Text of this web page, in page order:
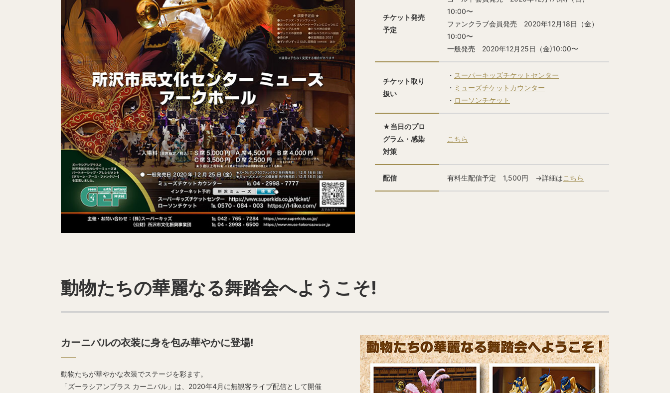
チケット発売
予定
10:00〜
ファンクラブ会員発売 2020年12月18日（金）
10:00〜
一般発売 2020年12月25日（金)10:00〜
チケット取り
扱い
・ スーパーキッズチケットセンター
・ ミューズチケットカウンター
・ ローソンチケット
★当日のプロ
グラム・感染
対策
こちら
配信 有料生配信予定 1,500円 →詳細はこちら
動物たちの華麗なる舞踏会へようこそ!
カーニバルの衣装に身を包み華やかに登場!
動物たちが華やかな衣装でステージを彩ます。
「ズーラシアンブラス カーニバル」は、2020年4月に無観客ライブ配信として開催